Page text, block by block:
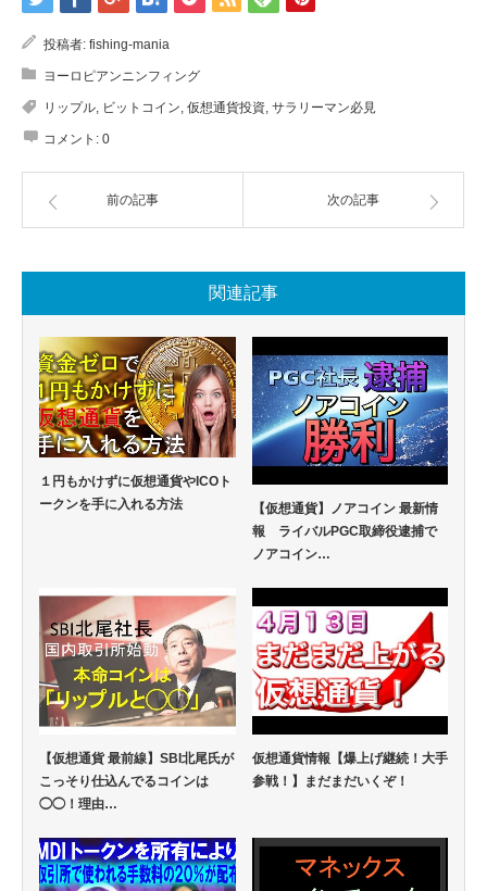
投稿者: fishing-mania
ヨーロピアンニンフィング
リップル, ビットコイン, 仮想通貨投資, サラリーマン必見
コメント: 0
前の記事 次の記事
関連記事
１円もかけずに仮想通貨やICOト
ークンを手に入れる方法
【仮想通貨】ノアコイン 最新情
報 ライバルPGC取締役逮捕で
ノアコイン…
【仮想通貨 最前線】SBI北尾氏が
こっそり仕込んでるコインは
◯◯！理由…
仮想通貨情報【爆上げ継続！大手
参戦！】まだまだいくぞ！